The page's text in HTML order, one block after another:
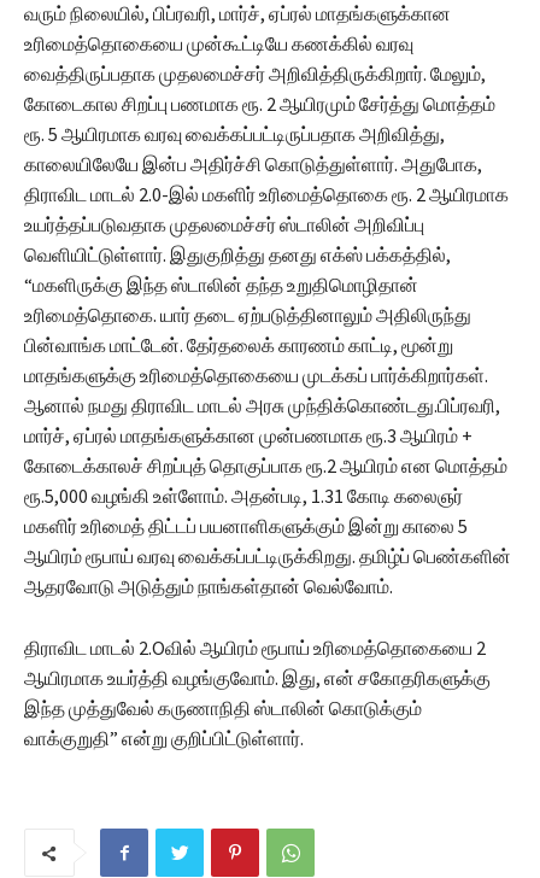
வரும் நிலையில், பிப்ரவரி, மார்ச், ஏப்ரல் மாதங்களுக்கான
உரிமைத்தொகையை முன்கூட்டியே கணக்கில் வரவு
வைத்திருப்பதாக முதலமைச்சர் அறிவித்திருக்கிறார். மேலும்,
கோடைகால சிறப்பு பணமாக ரூ. 2 ஆயிரமும் சேர்த்து மொத்தம்
ரூ. 5 ஆயிரமாக வரவு வைக்கப்பட்டிருப்பதாக அறிவித்து,
காலையிலேயே இன்ப அதிர்ச்சி கொடுத்துள்ளார். அதுபோக,
திராவிட மாடல் 2.0-இல் மகளிர் உரிமைத்தொகை ரூ. 2 ஆயிரமாக
உயர்த்தப்படுவதாக முதலமைச்சர் ஸ்டாலின் அறிவிப்பு
வெளியிட்டுள்ளார். இதுகுறித்து தனது எக்ஸ் பக்கத்தில்,
“மகளிருக்கு இந்த ஸ்டாலின் தந்த உறுதிமொழிதான்
உரிமைத்தொகை. யார் தடை ஏற்படுத்தினாலும் அதிலிருந்து
பின்வாங்க மாட்டேன். தேர்தலைக் காரணம் காட்டி, மூன்று
மாதங்களுக்கு உரிமைத்தொகையை முடக்கப் பார்க்கிறார்கள்.
ஆனால் நமது திராவிட மாடல் அரசு முந்திக்கொண்டது.பிப்ரவரி,
மார்ச், ஏப்ரல் மாதங்களுக்கான முன்பணமாக ரூ.3 ஆயிரம் +
கோடைக்காலச் சிறப்புத் தொகுப்பாக ரூ.2 ஆயிரம் என மொத்தம்
ரூ.5,000 வழங்கி உள்ளோம். அதன்படி, 1.31 கோடி கலைஞர்
மகளிர் உரிமைத் திட்டப் பயனாளிகளுக்கும் இன்று காலை 5
ஆயிரம் ரூபாய் வரவு வைக்கப்பட்டிருக்கிறது. தமிழ்ப் பெண்களின்
ஆதரவோடு அடுத்தும் நாங்கள்தான் வெல்வோம்.
திராவிட மாடல் 2.Oவில் ஆயிரம் ரூபாய் உரிமைத்தொகையை 2
ஆயிரமாக உயர்த்தி வழங்குவோம். இது, என் சகோதரிகளுக்கு
இந்த முத்துவேல் கருணாநிதி ஸ்டாலின் கொடுக்கும்
வாக்குறுதி” என்று குறிப்பிட்டுள்ளார்.